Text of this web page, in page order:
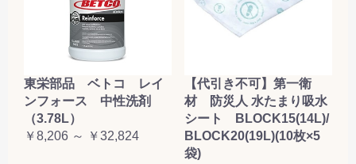
東栄部品 ベトコ レイ
ンフォース 中性洗剤
（3.78L）
￥8,206 ～ ￥32,824
【代引き不可】第一衛
材 防災人 水たまり吸水
シート BLOCK15(14L)/
BLOCK20(19L)(10枚×5
袋)